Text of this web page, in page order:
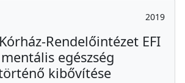
2019
Rendelőintézet EFI
egészség
kibővítése